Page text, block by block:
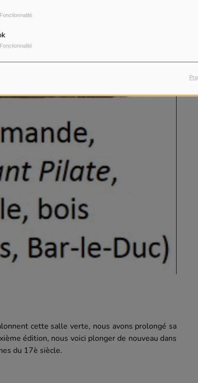
cette salle verte, nous avons prolongé sa
édition, nous voici plonger de nouveau dans
du 17è siècle.